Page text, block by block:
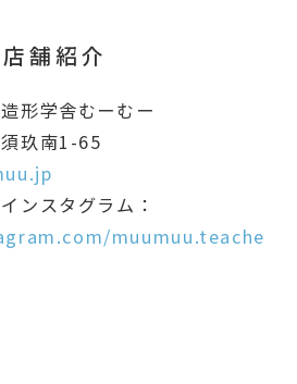
店舗紹介
形学舎むーむー
玖南1-65
ンスタグラム：
muumuu.teache